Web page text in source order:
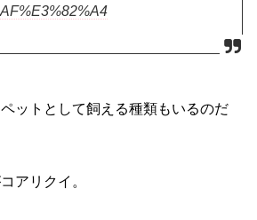
ットとして飼える種類もいるのだ
アリクイ。